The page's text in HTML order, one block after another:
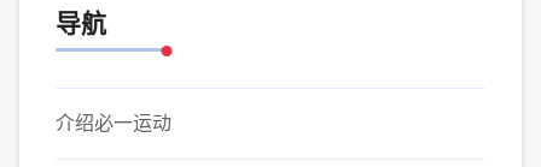
导航
介绍必一运动